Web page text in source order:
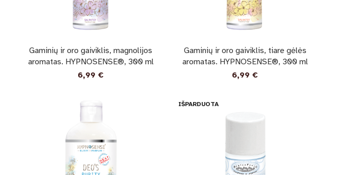
Gaminių ir oro gaiviklis, magnolijos
aromatas. HYPNOSENSE®, 300 ml
6,99€
Gaminių ir oro gaiviklis, tiare gėlės
aromatas. HYPNOSENSE®, 300 ml
6,99€
IŠPARDUOTA